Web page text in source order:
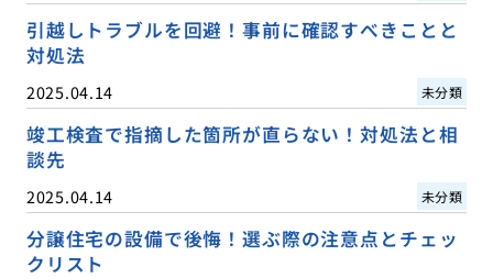
引越しトラブルを回避！事前に確認すべきことと
対処法
2025.04.14 未分類
竣工検査で指摘した箇所が直らない！対処法と相
談先
2025.04.14 未分類
分譲住宅の設備で後悔！選ぶ際の注意点とチェッ
クリスト